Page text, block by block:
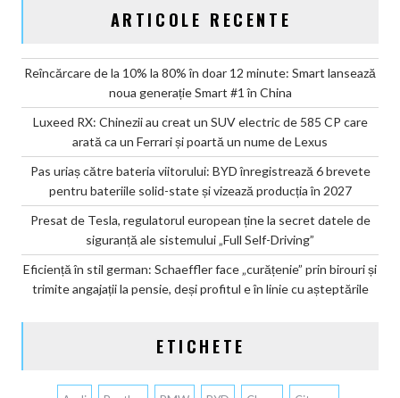
ARTICOLE RECENTE
Reîncărcare de la 10% la 80% în doar 12 minute: Smart lansează
noua generație Smart #1 în China
Luxeed RX: Chinezii au creat un SUV electric de 585 CP care
arată ca un Ferrari și poartă un nume de Lexus
Pas uriaș către bateria viitorului: BYD înregistrează 6 brevete
pentru bateriile solid-state și vizează producția în 2027
Presat de Tesla, regulatorul european ține la secret datele de
siguranță ale sistemului „Full Self-Driving”
Eficiență în stil german: Schaeffler face „curățenie” prin birouri și
trimite angajații la pensie, deși profitul e în linie cu așteptările
ETICHETE